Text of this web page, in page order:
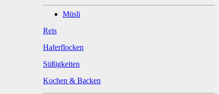
Müsli
Reis
Haferflocken
Süßigkeiten
Kochen & Backen